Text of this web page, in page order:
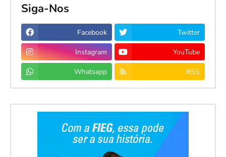
Siga-Nos
Facebook Twitter
Instagram YouTube
Whatsapp RSS